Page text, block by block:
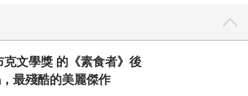
吃肉的恩淑；在拘留所遭遇非人對待的
入獄汙點、把自己封閉起來的善珠；未
回家的母親，他們剩餘的人生從此都懷
鼓起勇氣迎向軍隊的少年……
文學獎 的《素食者》後
最殘酷的美麗傑作